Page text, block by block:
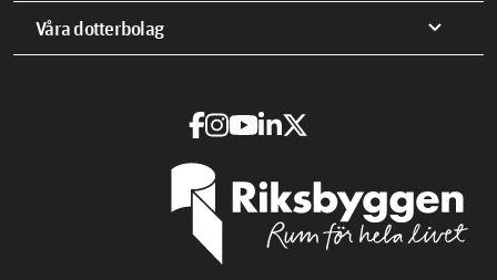
Våra dotterbolag expand_more